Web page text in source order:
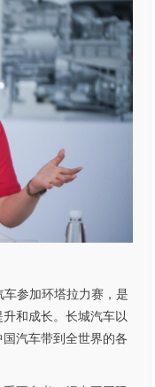
参加环塔拉力赛，是
和成长。长城汽车以
汽车带到全世界的各